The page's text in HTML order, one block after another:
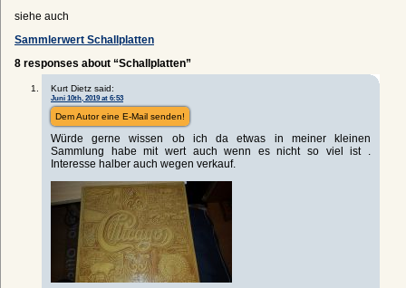
siehe auch
Sammlerwert Schallplatten
8 responses about “Schallplatten”
Kurt Dietz said:
Juni 10th, 2019 at 6:53
Dem Autor eine E-Mail senden!
Würde gerne wissen ob ich da etwas in meiner kleinen
Sammlung habe mit wert auch wenn es nicht so viel ist .
Interesse halber auch wegen verkauf.